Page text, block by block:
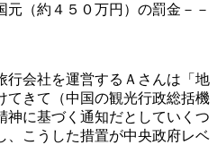
（約４５０万円）の罰金－－
行会社を運営するＡさんは「地
てきて（中国の観光行政総括機
神に基づく通知だとしていくつ
、こうした措置が中央政府レベ